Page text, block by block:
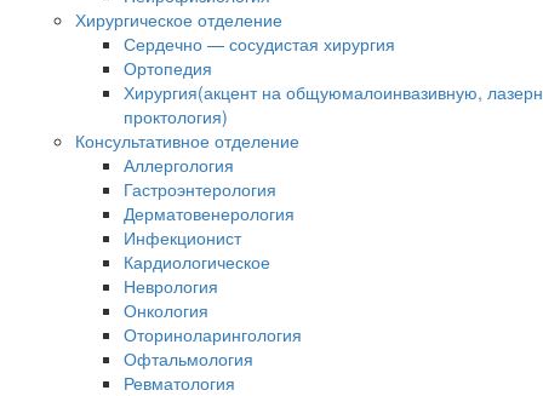
Хирургическое отделение
Сердечно — сосудистая хирургия
Ортопедия
Хирургия(акцент на общуюмалоинвазивную,
проктология)
Консультативное отделение
Аллергология
Гастроэнтерология
Дерматовенерология
Инфекционист
Кардиологическое
Неврология
Онкология
Оториноларингология
Офтальмология
Ревматология